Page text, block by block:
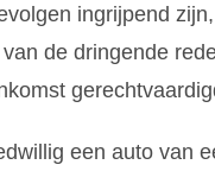
ingrijpend
de dringende
een auto van